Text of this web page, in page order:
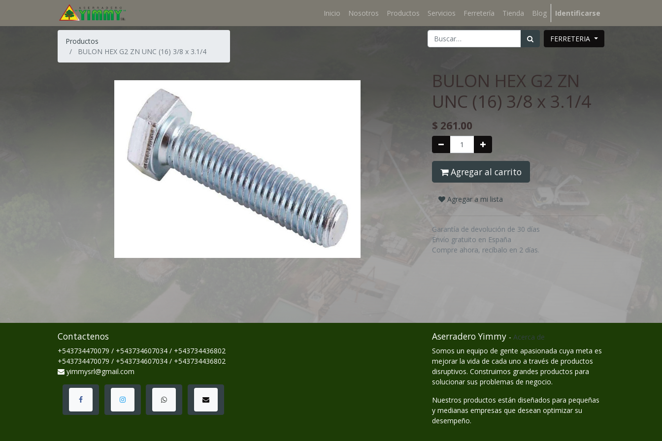
Inicio Nosotros Productos Servicios Ferretería Tienda Blog Identificarse
Productos
BULON HEX G2 ZN UNC (16) 3/8 x 3.1/4
FERRETERIA
BULON HEX G2 ZN
UNC (16) 3/8 x 3.1/4
$ 261.00
Agregar al carrito
Agregar a mi lista
Garantía de devolución de 30 días
Envío gratuito en España
Compre ahora, recíbalo en 2 días.
Contactenos
+543734470079 / +543734607034 / +543734436802
+543734470079 / +543734607034 / +543734436802
yimmysrl@gmail.com
Aserradero Yimmy - Acerca de
Somos un equipo de gente apasionada cuya meta es
mejorar la vida de cada uno a través de productos
disruptivos. Construimos grandes productos para
solucionar sus problemas de negocio.
Nuestros productos están diseñados para pequeñas
y medianas empresas que desean optimizar su
desempeño.